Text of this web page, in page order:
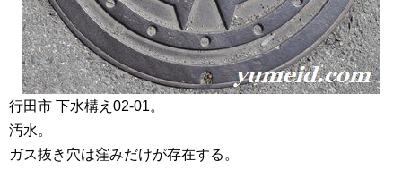
行田市 下水構え02-01。
汚水。
ガス抜き穴は窪みだけが存在する。